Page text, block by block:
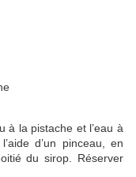
à la pistache et l’eau à
d’un pinceau, en
du sirop. Réserver